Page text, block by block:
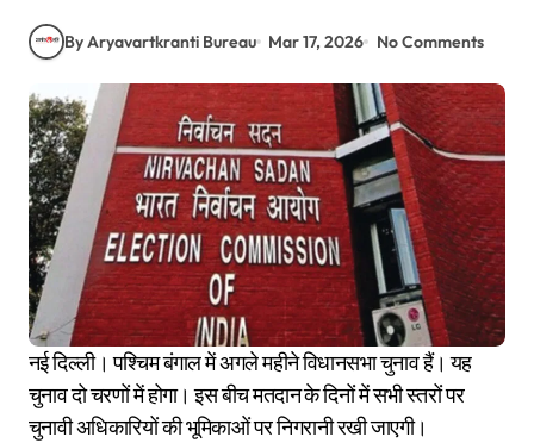
By Aryavartkranti Bureau Mar 17, 2026 No Comments
नई दिल्ली। पश्चिम बंगाल में अगले महीने विधानसभा चुनाव हैं। यह
चुनाव दो चरणों में होगा। इस बीच मतदान के दिनों में सभी स्तरों पर
चुनावी अधिकारियों की भूमिकाओं पर निगरानी रखी जाएगी।